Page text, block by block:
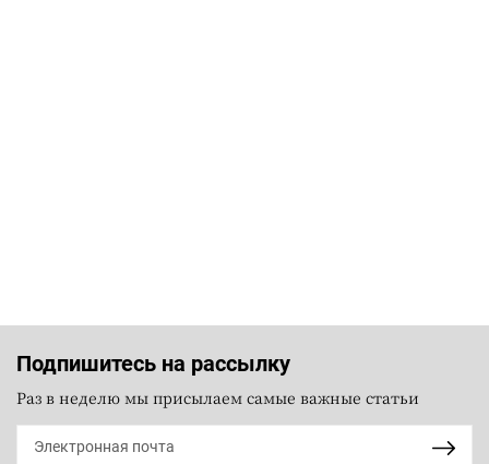
Подпишитесь на рассылку
Раз в неделю мы присылаем самые важные статьи